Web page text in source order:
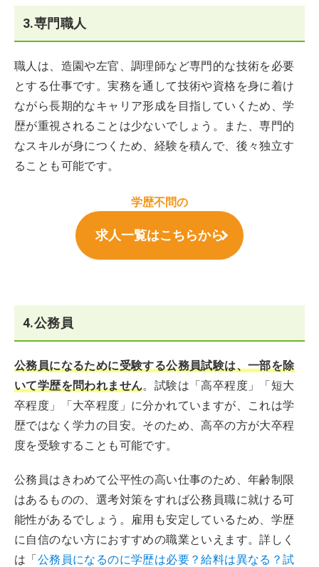
3.専門職人
職人は、造園や左官、調理師など専門的な技術を必要
とする仕事です。実務を通して技術や資格を身に着け
ながら長期的なキャリア形成を目指していくため、学
歴が重視されることは少ないでしょう。また、専門的
なスキルが身につくため、経験を積んで、後々独立す
ることも可能です。
学歴不問の
求人一覧はこちらから
4.公務員
公務員になるために受験する公務員試験は、一部を除
いて学歴を問われません。試験は「高卒程度」「短大
卒程度」「大卒程度」に分かれていますが、これは学
歴ではなく学力の目安。そのため、高卒の方が大卒程
度を受験することも可能です。
公務員はきわめて公平性の高い仕事のため、年齢制限
はあるものの、選考対策をすれば公務員職に就ける可
能性があるでしょう。雇用も安定しているため、学歴
に自信のない方におすすめの職業といえます。詳しく
は「公務員になるのに学歴は必要？給料は異なる？試